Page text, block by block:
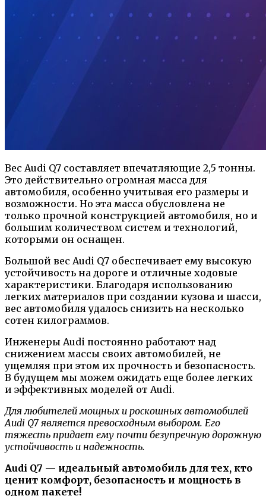
Вес Audi Q7 составляет впечатляющие 2,5 тонны.
Это действительно огромная масса для
автомобиля, особенно учитывая его размеры и
возможности. Но эта масса обусловлена не
только прочной конструкцией автомобиля, но и
большим количеством систем и технологий,
которыми он оснащен.
Большой вес Audi Q7 обеспечивает ему высокую
устойчивость на дороге и отличные ходовые
характеристики. Благодаря использованию
легких материалов при создании кузова и шасси,
вес автомобиля удалось снизить на несколько
сотен килограммов.
Инженеры Audi постоянно работают над
снижением массы своих автомобилей, не
ущемляя при этом их прочность и безопасность.
В будущем мы можем ожидать еще более легких
и эффективных моделей от Audi.
Для любителей мощных и роскошных автомобилей
Audi Q7 является превосходным выбором. Его
тяжесть придает ему почти безупречную дорожную
устойчивость и надежность.
Audi Q7 — идеальный автомобиль для тех, кто
ценит комфорт, безопасность и мощность в
одном пакете!